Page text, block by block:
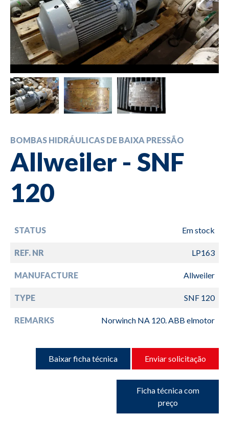
BOMBAS HIDRÁULICAS DE BAIXA PRESSÃO
Allweiler - SNF
120
STATUS Em stock
REF. NR LP163
MANUFACTURE Allweiler
TYPE SNF 120
REMARKS Norwinch NA 120. ABB elmotor
Baixar ficha técnica Enviar solicitação
Ficha técnica com
preço